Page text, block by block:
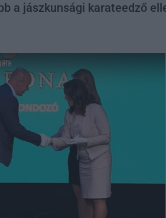
a jászkunsági karateedző